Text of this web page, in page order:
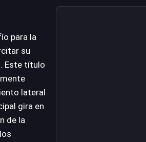
para la
su
Este título
lateral
gira en
de la